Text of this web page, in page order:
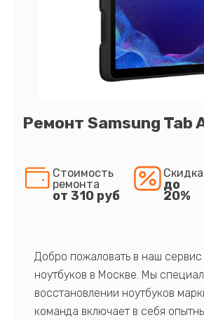
Ремонт Samsung Tab
Стоимость
ремонта
от 310 руб
Скидка
до
20%
Добро пожаловать в наш
ноутбуков в Москве. Мы
восстановлении ноутбуков
команда включает в себя